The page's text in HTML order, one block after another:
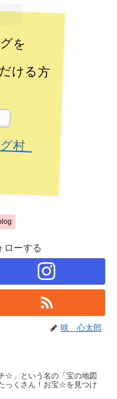
を
ける方
村
ーする
咲 心太郎
☆」という名の「宝の地図
っくさん！お宝☆を見つけ